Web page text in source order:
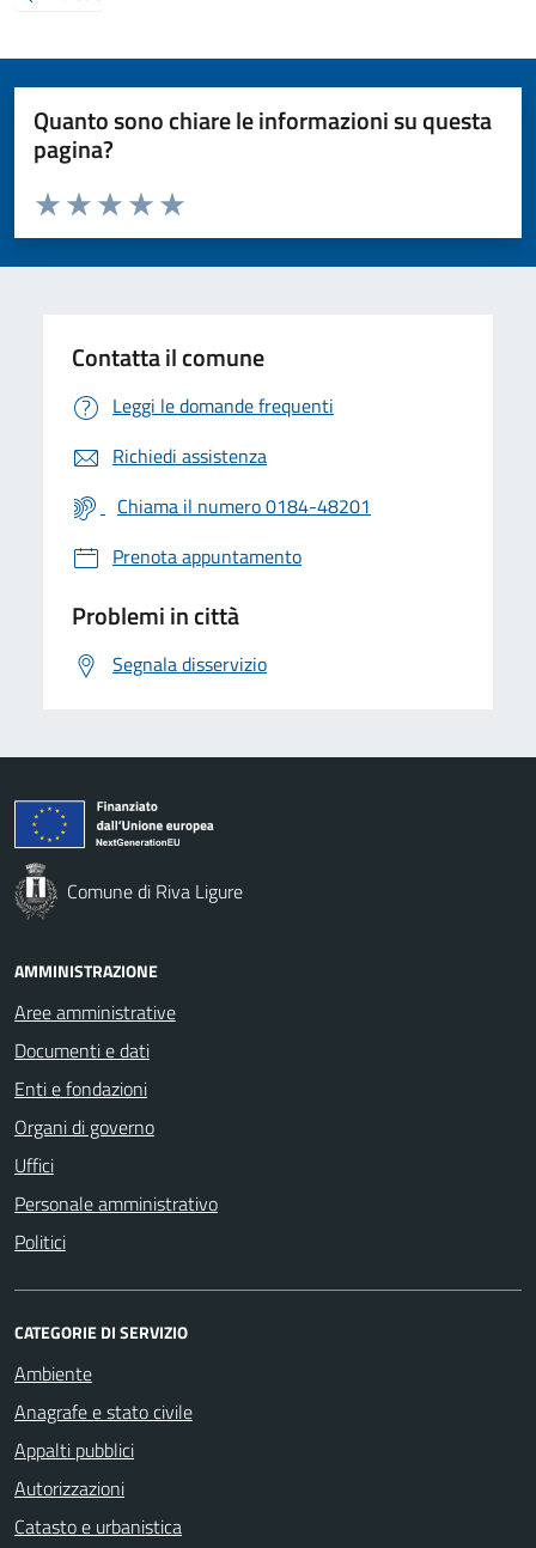
Quanto sono chiare le informazioni su questa
pagina?
Valuta da 1 a 5 stelle la pagina
Valuta 5 stelle su 5
Valuta 4 stelle su 5
Valuta 3 stelle su 5
Valuta 2 stelle su 5
Valuta 1 stelle su 5
Contatta il comune
Leggi le domande frequenti
Richiedi assistenza
Chiama il numero 0184-48201
Prenota appuntamento
Problemi in città
Segnala disservizio
Comune di Riva Ligure
AMMINISTRAZIONE
Aree amministrative
Documenti e dati
Enti e fondazioni
Organi di governo
Uffici
Personale amministrativo
Politici
CATEGORIE DI SERVIZIO
Ambiente
Anagrafe e stato civile
Appalti pubblici
Autorizzazioni
Catasto e urbanistica